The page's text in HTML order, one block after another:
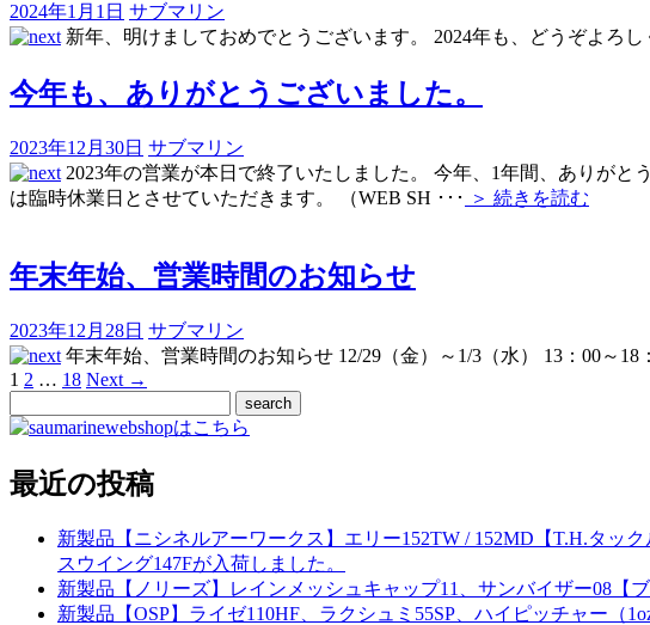
2024年1月1日 サブマリン
新年、明けましておめでとうございます。 2024年も、どうぞよろし
今年も、ありがとうございました。
2023年12月30日 サブマリン
2023年の営業が本日で終了いたしました。 今年、1年間、ありが
は臨時休業日とさせていただきます。 （WEB SH ･･･ ＞ 続きを読む
年末年始、営業時間のお知らせ
2023年12月28日 サブマリン
年末年始、営業時間のお知らせ 12/29（金）～1/3（水） 13：00～
1 2 … 18 Next →
最近の投稿
新製品【ニシネルアーワークス】エリー152TW / 152MD【T.H.タッ
スウイング147Fが入荷しました。
新製品【ノリーズ】レインメッシュキャップ11、サンバイザー08【
新製品【OSP】ライゼ110HF、ラクシュミ55SP、ハイピッチャー